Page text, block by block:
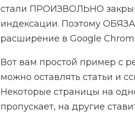
стали ПРОИЗВОЛЬНО
индексации. Поэтому
расширение в Google
Вот вам простой пример с
можно оставлять статьи и
Некоторые страницы на
пропускает, на другие